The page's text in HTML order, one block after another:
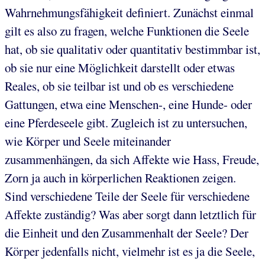
Wahrnehmungsfähigkeit definiert. Zunächst einmal
gilt es also zu fragen, welche Funktionen die Seele
hat, ob sie qualitativ oder quantitativ bestimmbar ist,
ob sie nur eine Möglichkeit darstellt oder etwas
Reales, ob sie teilbar ist und ob es verschiedene
Gattungen, etwa eine Menschen-, eine Hunde- oder
eine Pferdeseele gibt. Zugleich ist zu untersuchen,
wie Körper und Seele miteinander
zusammenhängen, da sich Affekte wie Hass, Freude,
Zorn ja auch in körperlichen Reaktionen zeigen.
Sind verschiedene Teile der Seele für verschiedene
Affekte zuständig? Was aber sorgt dann letztlich für
die Einheit und den Zusammenhalt der Seele? Der
Körper jedenfalls nicht, vielmehr ist es ja die Seele,